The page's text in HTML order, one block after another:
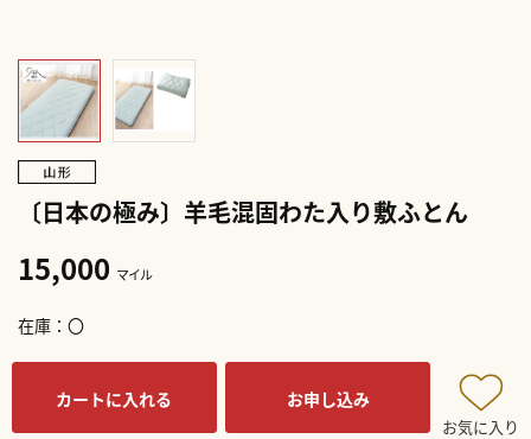
〔日本の極み〕羊毛混固わた入り敷ふとん
15,000 マイル
在庫 〇
カートに入れる お申し込み
お気に入り